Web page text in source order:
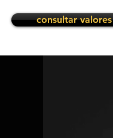
consultar valores